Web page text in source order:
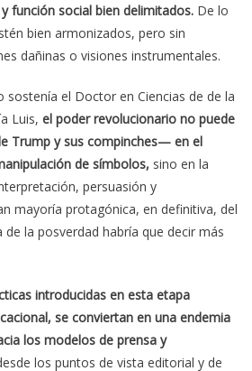
función social bien delimitados.De lo
bien armonizados, pero sin
dañinas o visiones instrumentales.
sostenía el Doctor en Ciencias de de la
Luis, el poder revolucionario no puede
Trump y sus compinches— en el
de símbolos, sino en la
persuasión y
mayoría protagónica, en definitiva, del
de la posverdad habría que decir más
introducidas en esta etapa
se conviertan en una endemia
los modelos de prensa y
los puntos de vista editorial y de